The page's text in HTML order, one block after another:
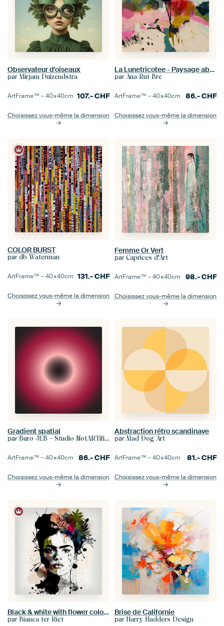
Observateur d'oiseaux
par Mirjam Duizendstra
ArtFrame™ –40×40cm 107.-CHF
Choisissez vous-même la dimension
La Lunetricotee - Paysage abstrait
par Ana Rut Bre
ArtFrame™ –40×40cm 86.-CHF
Choisissez vous-même la dimension
COLOR BURST
par db Waterman
ArtFrame™ –40×40cm 131.-CHF
Choisissez vous-même la dimension
Femme Or Vert
par Caprices d'Art
ArtFrame™ –40×40cm 98.-CHF
Choisissez vous-même la dimension
Gradient spatial
par Buro JEB ~ Studio NotARTificial
ArtFrame™ –40×40cm 86.-CHF
Choisissez vous-même la dimension
Abstraction rétro scandinave
par Mad Dog Art
ArtFrame™ –40×40cm 81.-CHF
Choisissez vous-même la dimension
Black & white with flower colour splash
par Bianca ter Riet
Brise de Californie
par Harry Hadders Design